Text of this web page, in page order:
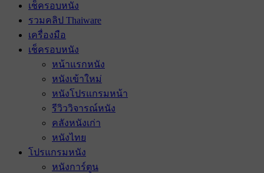
เช็ครอบหนัง
รวมคลิป Thaiware
เครื่องมือ
เช็ครอบหนัง
หน้าแรกหนัง
หนังเข้าใหม่
หนังโปรแกรมหน้า
รีวิววิจารณ์หนัง
คลังหนังเก่า
หนังไทย
โปรแกรมหนัง
หนังการ์ตูน